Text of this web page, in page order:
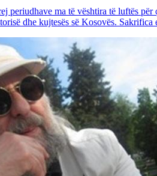
periudhave ma të vështira të luftës
dhe kujtesës së Kosovës.